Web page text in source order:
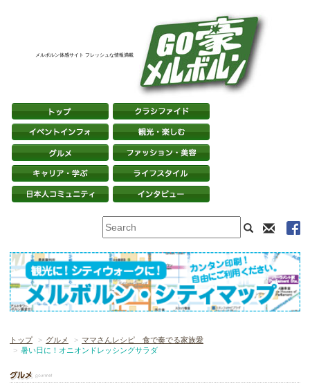
メルボルン体感サイト フレッシュな情報満載
トップ グルメ
ママさんレシピ 食で奏でる家族愛
暑い日に！オニオンドレッシングサラダ